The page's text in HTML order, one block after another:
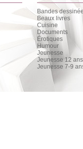
Bandes
Beaux livres
Cuisine
Documents
Érotiques
Humour
Jeunesse
Jeunesse 12
Jeunesse 7-9